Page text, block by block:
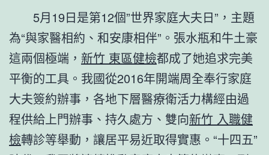
5月19日是第12個”世界家庭大夫日”，主題
為“與家醫相約、和安康相伴”。張水瓶和牛土豪
這兩個極端， 新竹 東區健檢都成了她追求完美
平衡的工具。我國從2016年開端周全奉行家庭
大夫簽約辦事，各地下層醫療衛活力構經由過
程供給上門辦事、持久處方、雙向新竹 入職健
檢轉診等舉動，讓居平易近取得實惠。“十四五”